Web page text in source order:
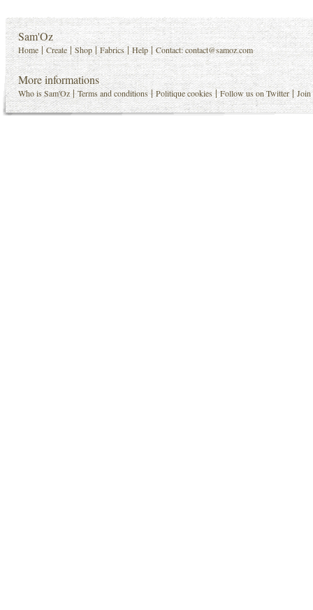
Sam'Oz
Home |Create |Shop |Fabrics |Help |Contact:contact@samoz.com
More informations
Who is Sam'Oz |Terms and conditions |Politique cookies |Follow us on Twitter |Join